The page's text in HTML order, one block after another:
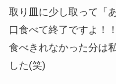
取り皿に少し取って「
口食べて終了ですよ！！
食べきれなかった分は
した(笑)